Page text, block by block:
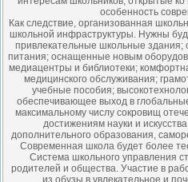
особенность
Как следствие, организованная
школьной инфраструктуры. Нужны
привлекательные школьные здания;
питания; оснащенные новым
медиацентры и библиотеки;
медицинского обслуживания;
учебные пособия;
обеспечивающее выход в
максимальному числу сокровищ
достижениям науки и
дополнительного образования,
Современная школа будет более
Система школьного управления
родителей и общества. Участие в
из обузы в увлекательное и